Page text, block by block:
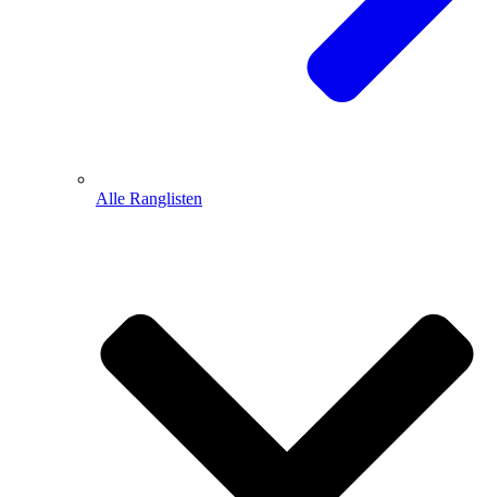
Alle Ranglisten